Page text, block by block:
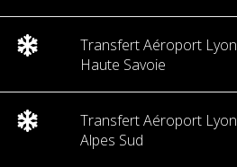
Transfert Aéroport Lyon
Haute Savoie
Transfert Aéroport Lyon
Alpes Sud